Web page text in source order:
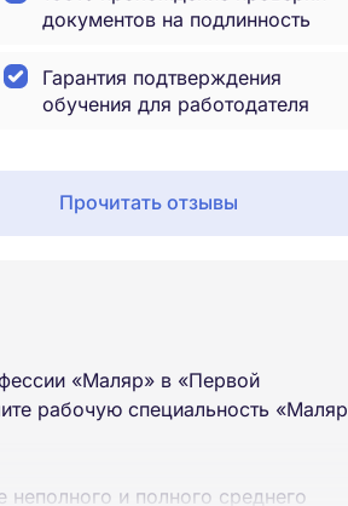
документов на подлинность
Гарантия подтверждения
обучения для работодателя
Прочитать отзывы
«Маляр» в «Первой
рабочую специальность
и полного среднего